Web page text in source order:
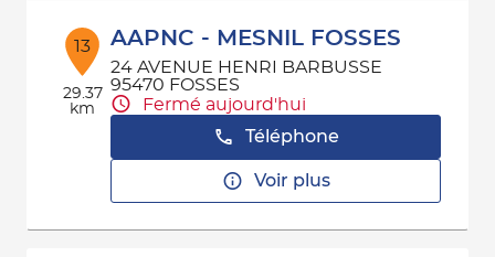
13
29.37
km
AAPNC - MESNIL FOSSES
24 AVENUE HENRI BARBUSSE
95470 FOSSES
Fermé aujourd'hui
Téléphone
Voir plus